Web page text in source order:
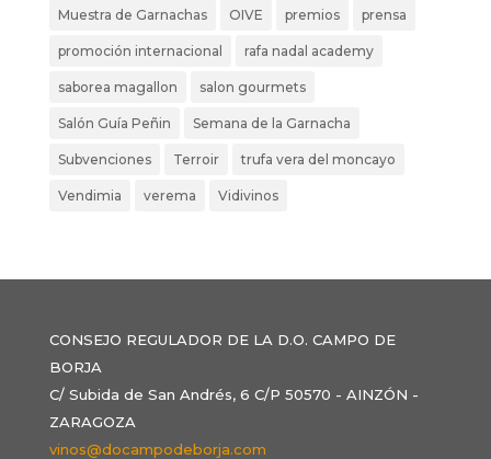
Muestra de Garnachas OIVE premios prensa
promoción internacional rafa nadal academy
saborea magallon salon gourmets
Salón Guía Peñin Semana de la Garnacha
Subvenciones Terroir trufa vera del moncayo
Vendimia verema Vidivinos
CONSEJO REGULADOR DE LA D.O. CAMPO DE
BORJA
C/ Subida de San Andrés, 6 C/P 50570 - AINZÓN -
ZARAGOZA
vinos@docampodeborja.com